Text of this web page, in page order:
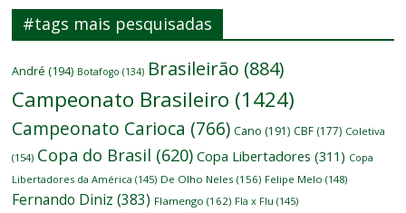
#tags mais pesquisadas
André (194) Botafogo (134) Brasileirão (884)
Campeonato Brasileiro (1424)
Campeonato Carioca (766) Cano (191) CBF (177) Coletiva
(154) Copa do Brasil (620) Copa Libertadores (311) Copa
Libertadores da América (145) De Olho Neles (156) Felipe Melo (148)
Fernando Diniz (383) Flamengo (162) Fla x Flu (145)